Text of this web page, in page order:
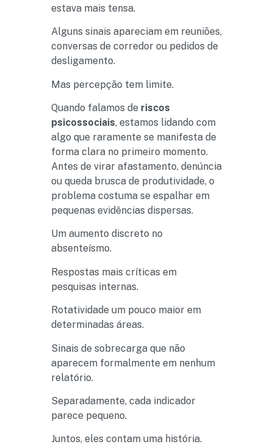
estava mais tensa.
Alguns sinais apareciam em reuniões,
conversas de corredor ou pedidos de
desligamento.
Mas percepção tem limite.
Quando falamos de riscos
psicossociais, estamos lidando com
algo que raramente se manifesta de
forma clara no primeiro momento.
Antes de virar afastamento, denúncia
ou queda brusca de produtividade, o
problema costuma se espalhar em
pequenas evidências dispersas.
Um aumento discreto no
absenteísmo.
Respostas mais críticas em
pesquisas internas.
Rotatividade um pouco maior em
determinadas áreas.
Sinais de sobrecarga que não
aparecem formalmente em nenhum
relatório.
Separadamente, cada indicador
parece pequeno.
Juntos, eles contam uma história.